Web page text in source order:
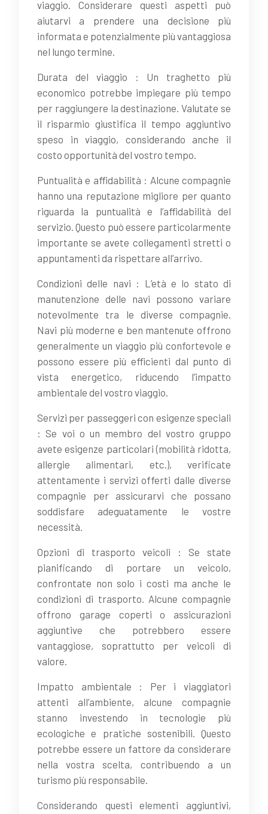
viaggio. Considerare questi aspetti può
aiutarvi a prendere una decisione più
informata e potenzialmente più vantaggiosa
nel lungo termine.
Durata del viaggio : Un traghetto più
economico potrebbe impiegare più tempo
per raggiungere la destinazione. Valutate se
il risparmio giustifica il tempo aggiuntivo
speso in viaggio, considerando anche il
costo opportunità del vostro tempo.
Puntualità e affidabilità : Alcune compagnie
hanno una reputazione migliore per quanto
riguarda la puntualità e l’affidabilità del
servizio. Questo può essere particolarmente
importante se avete collegamenti stretti o
appuntamenti da rispettare all’arrivo.
Condizioni delle navi : L’età e lo stato di
manutenzione delle navi possono variare
notevolmente tra le diverse compagnie.
Navi più moderne e ben mantenute offrono
generalmente un viaggio più confortevole e
possono essere più efficienti dal punto di
vista energetico, riducendo l’impatto
ambientale del vostro viaggio.
Servizi per passeggeri con esigenze speciali
: Se voi o un membro del vostro gruppo
avete esigenze particolari (mobilità ridotta,
allergie alimentari, etc.), verificate
attentamente i servizi offerti dalle diverse
compagnie per assicurarvi che possano
soddisfare adeguatamente le vostre
necessità.
Opzioni di trasporto veicoli : Se state
pianificando di portare un veicolo,
confrontate non solo i costi ma anche le
condizioni di trasporto. Alcune compagnie
offrono garage coperti o assicurazioni
aggiuntive che potrebbero essere
vantaggiose, soprattutto per veicoli di
valore.
Impatto ambientale : Per i viaggiatori
attenti all’ambiente, alcune compagnie
stanno investendo in tecnologie più
ecologiche e pratiche sostenibili. Questo
potrebbe essere un fattore da considerare
nella vostra scelta, contribuendo a un
turismo più responsabile.
Considerando questi elementi aggiuntivi,